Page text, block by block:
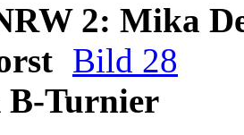
2: Mika
Bild 28
B-Turnier